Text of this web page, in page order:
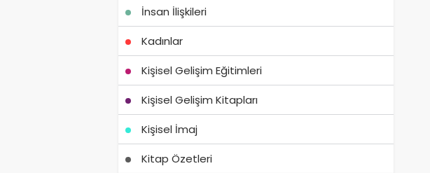
İnsan İlişkileri
Kadınlar
Kişisel Gelişim Eğitimleri
Kişisel Gelişim Kitapları
Kişisel İmaj
Kitap Özetleri